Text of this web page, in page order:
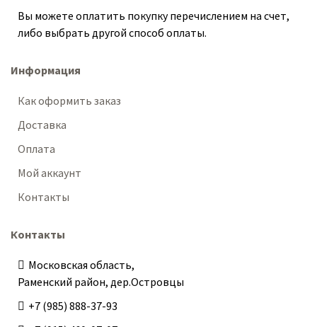
Вы можете оплатить покупку перечислением на счет,
либо выбрать другой способ оплаты.
Информация
Как оформить заказ
Доставка
Оплата
Мой аккаунт
Контакты
Контакты
Московская область,
Раменский район, дер.Островцы
+7 (985) 888-37-93